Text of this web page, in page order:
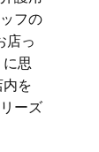
フの
っ
思
を
ーズ